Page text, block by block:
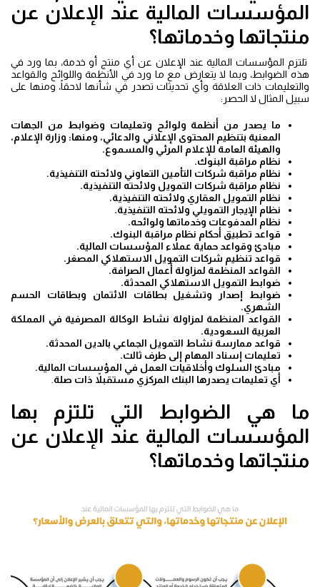
المؤسسات المالية عند الإعلان عن
منتجاتها وخدماتها؟
تلتزم المؤسسات المالية عند الإعلان عن أي منتج أو خدمة، بما ورد في
هذه الضوابط، وبما لا يتعارض مع ما ورد في الأنظمة واللوائح والقواعد
والتعليمات ذات العلاقة وأي تحديثات تصدر في شأنها لاحقاً، ومنها على
سبيل المثال لا الحصر:
ما يصدر من أنظمة ولوائح وتعليمات وضوابط من الجهات
المعنية بتنظيم المحتوى الإعلاني والدعائي، ومنها: وزارة الإعلام،
والهيئة العامة للإعلام المرئي والمسموع.
نظام مراقبة البنوك.
نظام مراقبة شركات التأمين التعاوني ولائحته التنفيذية.
نظام مراقبة شركات التمويل ولائحته التنفيذية.
نظام التمويل العقاري ولائحته التنفيذية.
نظام الإيجار التمويلي ولائحته التنفيذية.
نظام المدفوعات وخدماتها ولوائحه.
قواعد تطبيق أحكام نظام مراقبة البنوك.
مبادئ وقواعد حماية عملاء المؤسسات المالية.
قواعد تنظيم شركات التمويل الاستهلاكي المصغر.
القواعد المنظمة لمزاولة أعمال الصرافة.
ضوابط التمويل الاستهلاكي المحدثة.
ضوابط إصدار وتشغيل بطاقات الائتمان وبطاقات الحسم
الشهري.
القواعد المنظمة لمزاولة نشاط الوكالة المصرفية في المملكة
العربية السعودية.
قواعد ممارسة نشاط التمويل الجماعي بالدين المحدثة.
تعليمات إسناد المهام إلى طرف ثالث.
مبادئ السلوك وأخلاقيات العمل في المؤسسات المالية.
أي تعليمات يصدرها البنك المركزي مستقبلاً ذات صلة
ما هي الضوابط التي تلتزم بها
المؤسسات المالية عند الإعلان عن
منتجاتها وخدماتها؟